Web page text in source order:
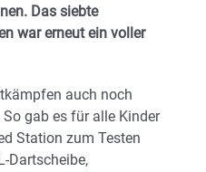
Das siebte
war erneut ein voller
auch noch
gab es für alle Kinder
Station zum Testen
Dartscheibe,